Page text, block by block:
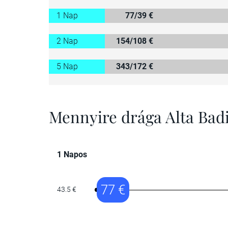
1 Nap 77/39 €
2 Nap 154/108 €
5 Nap 343/172 €
Mennyire drága Alta
1 Napos
43.5 € 77 €